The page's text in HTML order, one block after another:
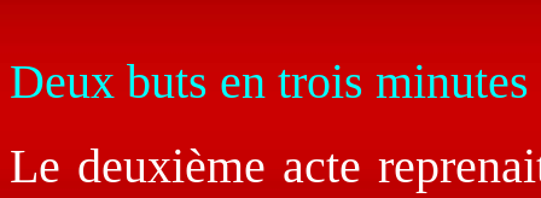
Deux buts en trois minutes
Le deuxième acte